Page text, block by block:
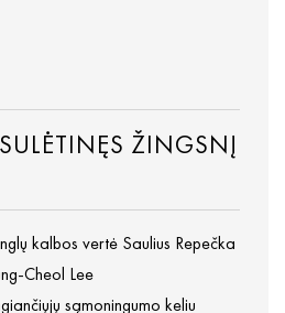
ŽINGSNĮ
kalbos vertė Saulius Repečka
Cheol Lee
sąmoningumo keliu